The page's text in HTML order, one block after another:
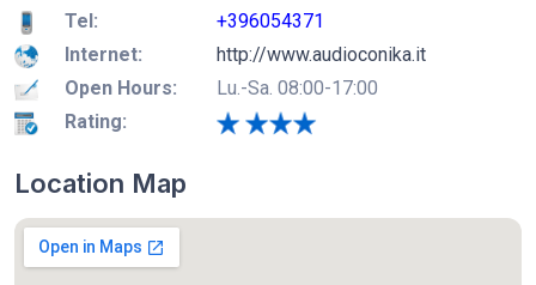
Tel:
+396054371
Internet:
http://www.audioconika.it
Open Hours:
Lu.-Sa. 08:00-17:00
Rating:
Location Map